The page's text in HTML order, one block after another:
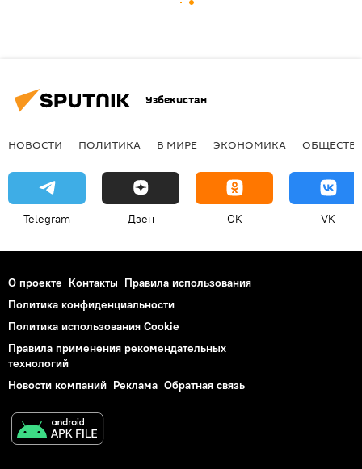
Узбекистан
НОВОСТИ ПОЛИТИКА В МИРЕ ЭКОНОМИКА
Telegram Дзен OK VK
О проекте Контакты Правила использования
Политика конфиденциальности
Политика использования Cookie
Правила применения рекомендательных
технологий
Новости компаний Реклама Обратная связь